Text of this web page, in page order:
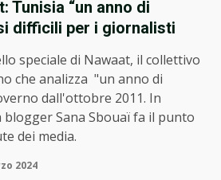
Tunisia “un anno di
difficili per i giornalisti
speciale di Nawaat, il collettivo
che analizza "un anno di
dall'ottobre 2011. In
Sana Sbouaï fa il punto
dei media.
2024